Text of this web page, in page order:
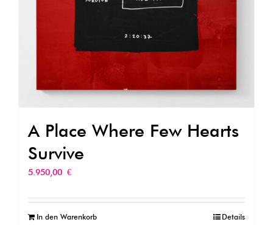
A Place Where Few Hearts
Survive
5.950,00 €
In den Warenkorb Details